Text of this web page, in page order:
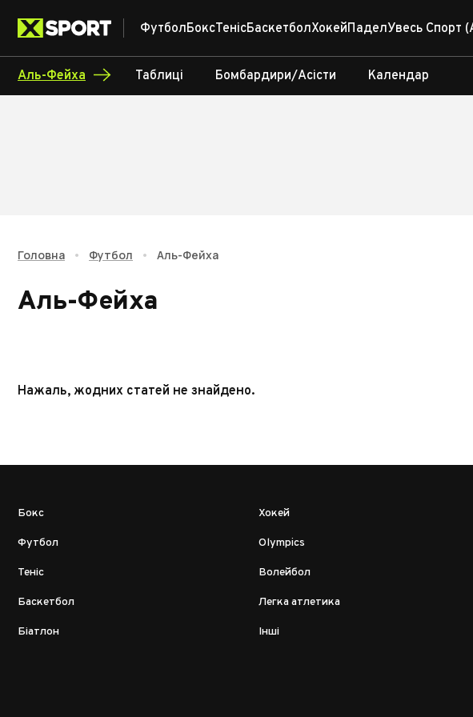
ФутболБоксТенісБаскетболХокейПаделУвесь Спорт
Аль-Фейха Таблиці Бомбардири/Асісти Календар
Головна • Футбол • Аль-Фейха
Аль-Фейха
Нажаль, жодних статей не знайдено.
Бокс
Футбол
Теніс
Баскетбол
Біатлон
Хокей
Olympics
Волейбол
Легка атлетика
Інші